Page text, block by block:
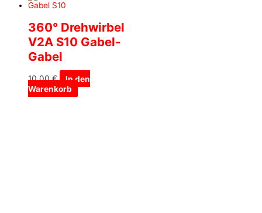
360° Drehwirbel
V2A S10 Gabel-
Gabel
10,00€
In den
Warenkorb